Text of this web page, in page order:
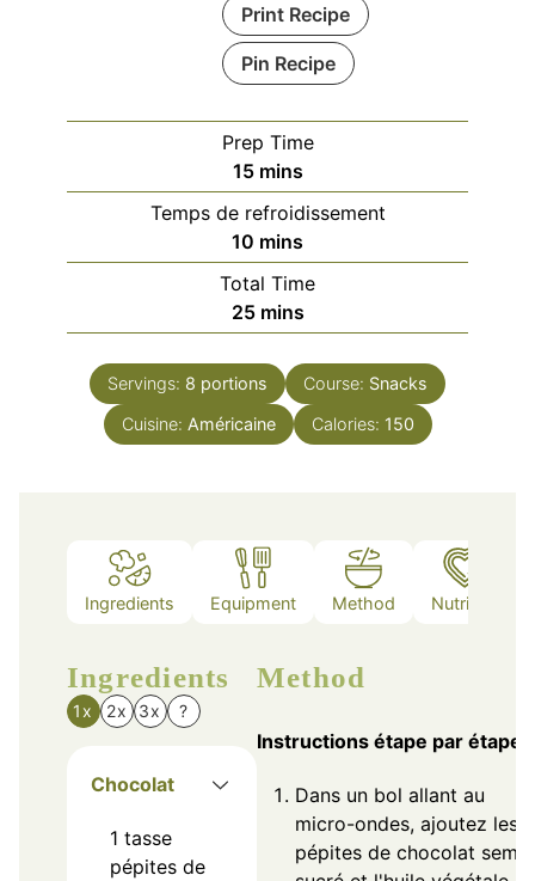
Print Recipe
Pin Recipe
Prep Time
15minutes
mins
Temps de refroidissement
10 minutes
mins
Total Time
25minutes
mins
Servings: 8 portions Course: Snacks
Cuisine: Américaine Calories: 150
Ingredients Equipment Method Nutrition
Ingredients
1x 2x 3x ?
Chocolat
1 tasse
pépites de
Method
Instructions étape par étape
Dans un bol allant au
micro-ondes, ajoutez les
pépites de chocolat semi-